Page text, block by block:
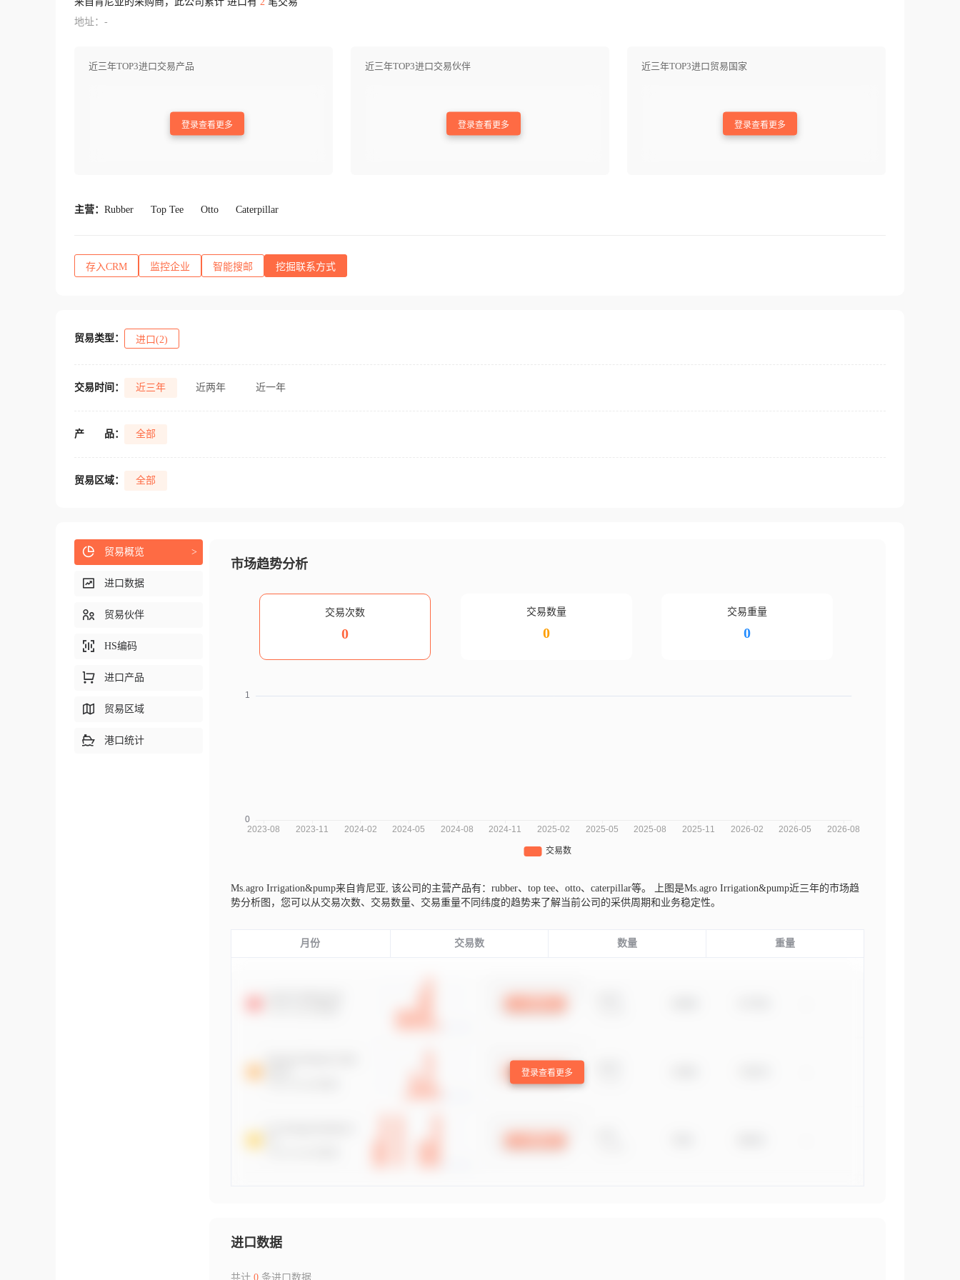
地址：-
近三年TOP3进口交易产品
登录查看更多
近三年TOP3进口交易伙伴
登录查看更多
近三年TOP3进口贸易国家
登录查看更多
主营： Rubber Top Tee Otto Caterpillar
存入CRM 监控企业 智能搜邮 挖掘联系方式
贸易类型： 进口(2)
交易时间： 近三年 近两年 近一年
产 品： 全部
贸易区域： 全部
市场趋势分析
交易次数
0
交易数量
0
交易重量
0
Ms.agro Irrigation&pump来自肯尼亚, 该公司的主营产品有：rubber、top tee、otto、caterpillar等。
上图是Ms.agro Irrigation&pump近三年的市场趋
势分析图，您可以从交易次数、交易数量、交易重量不同纬度的趋势来了解当前公司的采供周期和业务稳定性。
月份 交易数 数量 重量
登录查看更多
进口数据
共计 0条进口数据
贸易概览 >
进口数据
贸易伙伴
HS编码
进口产品
贸易区域
港口统计